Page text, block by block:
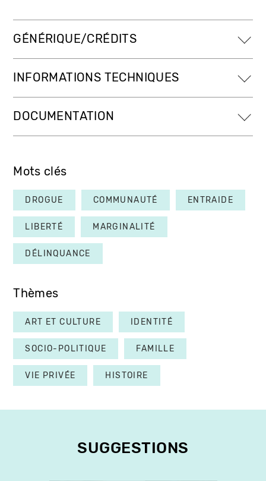
GÉNÉRIQUE/CRÉDITS
INFORMATIONS TECHNIQUES
DOCUMENTATION
Mots clés
DROGUE COMMUNAUTÉ ENTRAIDE
LIBERTÉ MARGINALITÉ
DÉLINQUANCE
Thèmes
ART ET CULTURE IDENTITÉ
SOCIO-POLITIQUE FAMILLE
VIE PRIVÉE HISTOIRE
SUGGESTIONS